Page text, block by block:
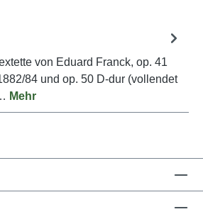
von Eduard Franck, op. 41
84 und op. 50 D-dur (vollendet
Mehr